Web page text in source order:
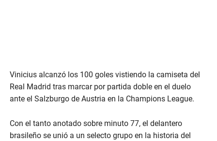
Vinicius alcanzó los 100 goles vistiendo la camiseta del
Real Madrid tras marcar por partida doble en el duelo
ante el Salzburgo de Austria en la Champions League.
Con el tanto anotado sobre minuto 77, el delantero
brasileño se unió a un selecto grupo en la historia del